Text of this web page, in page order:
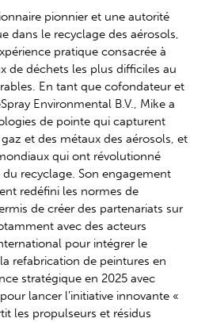
pionnier et une autorité
dans le recyclage des aérosols,
pratique consacrée à
de déchets les plus difficiles au
En tant que cofondateur et
Environmental B.V., Mike a
de pointe qui capturent
et des métaux des aérosols, et
qui ont révolutionné
du recyclage. Son engagement
redéfini les normes de
de créer des partenariats sur
avec des acteurs
pour intégrer le
refabrication de peintures en
stratégique en 2025 avec
lancer l’initiative innovante «
les propulseurs et résidus